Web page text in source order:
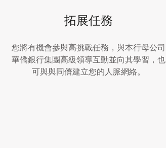
拓展任務
您將有機會參與高挑戰任務，與本行母公司
華僑銀行集團高級領導互動並向其學習，也
可與與同儕建立您的人脈網絡。